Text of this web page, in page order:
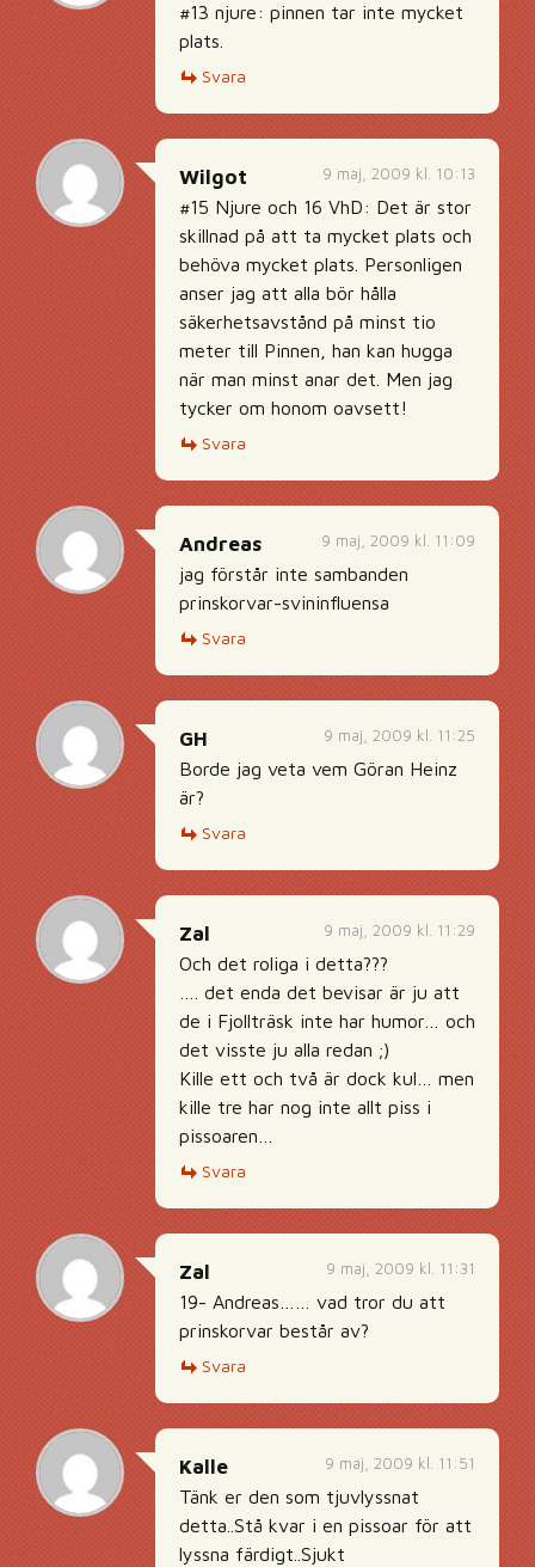
#13 njure: pinnen tar inte mycket
plats.
Svara
9 maj, 2009 kl. 10:13
Wilgot
#15 Njure och 16 VhD: Det är stor
skillnad på att ta mycket plats och
behöva mycket plats. Personligen
anser jag att alla bör hålla
säkerhetsavstånd på minst tio
meter till Pinnen, han kan hugga
när man minst anar det. Men jag
tycker om honom oavsett!
Svara
9 maj, 2009 kl. 11:09
Andreas
jag förstår inte sambanden
prinskorvar-svininfluensa
Svara
9 maj, 2009 kl. 11:25
GH
Borde jag veta vem Göran Heinz
är?
Svara
9 maj, 2009 kl. 11:29
Zal
Och det roliga i detta???
…. det enda det bevisar är ju att
de i Fjollträsk inte har humor… och
det visste ju alla redan ;)
Kille ett och två är dock kul… men
kille tre har nog inte allt piss i
pissoaren…
Svara
9 maj, 2009 kl. 11:31
Zal
19- Andreas…… vad tror du att
prinskorvar består av?
Svara
9 maj, 2009 kl. 11:51
Kalle
Tänk er den som tjuvlyssnat
detta..Stå kvar i en pissoar för att
lyssna färdigt..Sjukt